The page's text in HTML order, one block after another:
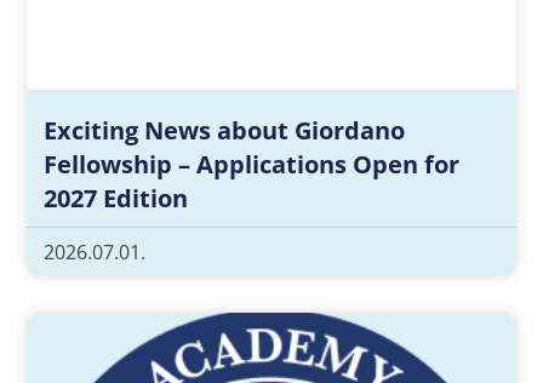
Exciting News about Giordano
Fellowship – Applications Open for
2027 Edition
2026.07.01.